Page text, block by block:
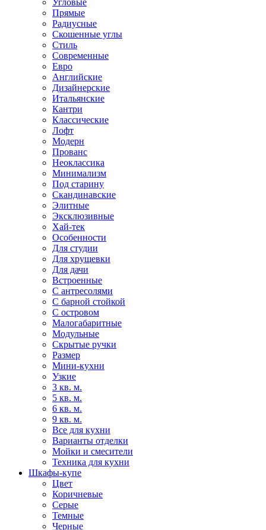
Угловые
Прямые
Радиусные
Скошенные углы
Стиль
Современные
Евро
Английские
Дизайнерские
Итальянские
Кантри
Классические
Лофт
Модерн
Прованс
Неоклассика
Минимализм
Под старину
Скандинавские
Элитные
Эксклюзивные
Хай-тек
Особенности
Для студии
Для хрущевки
Для дачи
Встроенные
С антресолями
С барной стойкой
С островом
Малогабаритные
Модульные
Скрытые ручки
Размер
Мини-кухни
Узкие
3 кв. м.
5 кв. м.
6 кв. м.
9 кв. м.
Все для кухни
Варианты отделки
Мойки и смесители
Техника для кухни
Шкафы-купе
Цвет
Коричневые
Серые
Темные
Черные